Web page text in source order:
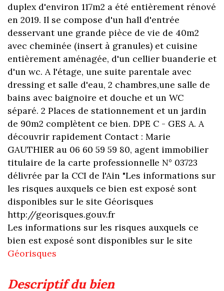
duplex d'environ 117m2 a été entièrement rénové
en 2019. Il se compose d'un hall d'entrée
desservant une grande pièce de vie de 40m2
avec cheminée (insert à granules) et cuisine
entièrement aménagée, d'un cellier buanderie et
d'un wc. A l'étage, une suite parentale avec
dressing et salle d'eau, 2 chambres,une salle de
bains avec baignoire et douche et un WC
séparé. 2 Places de stationnement et un jardin
de 90m2 complètent ce bien. DPE C - GES A. A
découvrir rapidement Contact : Marie
GAUTHIER au 06 60 59 59 80, agent immobilier
titulaire de la carte professionnelle N° 03723
délivrée par la CCI de l'Ain "Les informations sur
les risques auxquels ce bien est exposé sont
disponibles sur le site Géorisques
http://georisques.gouv.fr
Les informations sur les risques auxquels ce
bien est exposé sont disponibles sur le site
Géorisques
descriptif du bien